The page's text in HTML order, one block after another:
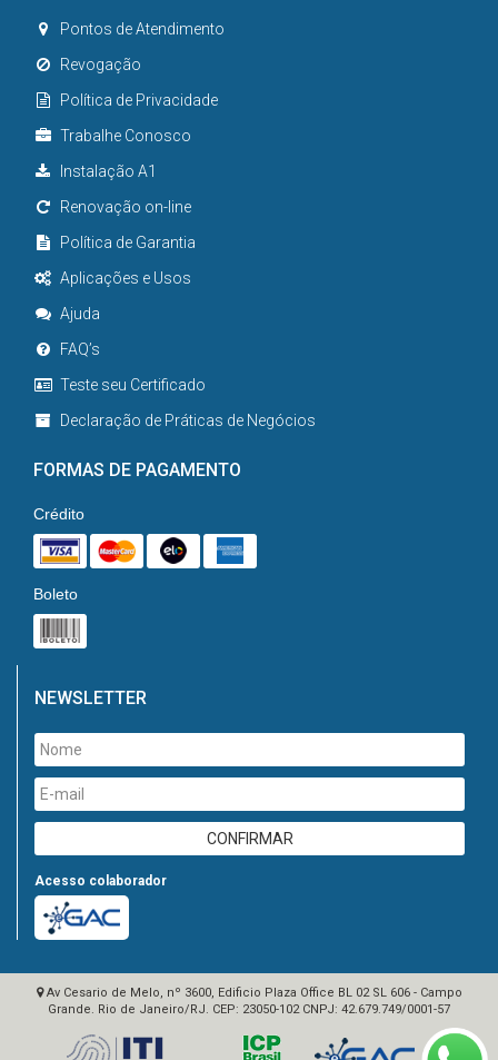
Pontos de Atendimento
Revogação
Política de Privacidade
Trabalhe Conosco
Instalação A1
Renovação on-line
Política de Garantia
Aplicações e Usos
Ajuda
FAQ’s
Teste seu Certificado
Declaração de Práticas de Negócios
FORMAS DE PAGAMENTO
Crédito
Boleto
NEWSLETTER
Acesso colaborador
Av Cesario de Melo, nº 3600, Edificio Plaza Office BL 02 SL 606 - Campo
Grande. Rio de Janeiro/RJ. CEP: 23050-102 CNPJ: 42.679.749/0001-57